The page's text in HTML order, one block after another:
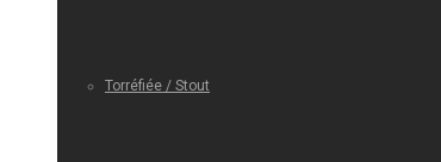
Torréfiée / Stout